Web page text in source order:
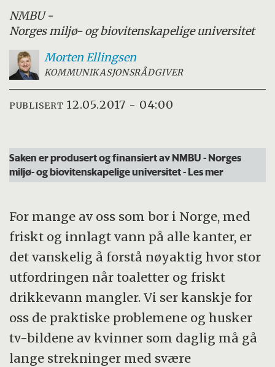
NMBU -
Norges miljø- og biovitenskapelige universitet
MortenEllingsen
KOMMUNIKASJONSRÅDGIVER
PUBLISERT 12.05.2017 - 04:00
Saken er produsert og finansiert av NMBU - Norges
miljø- og biovitenskapelige universitet- Les mer
For mange av oss som bor i Norge, med
friskt og innlagt vann på alle kanter, er
det vanskelig å forstå nøyaktig hvor stor
utfordringen når toaletter og friskt
drikkevann mangler. Vi ser kanskje for
oss de praktiske problemene og husker
tv-bildene av kvinner som daglig må gå
lange strekninger med svære